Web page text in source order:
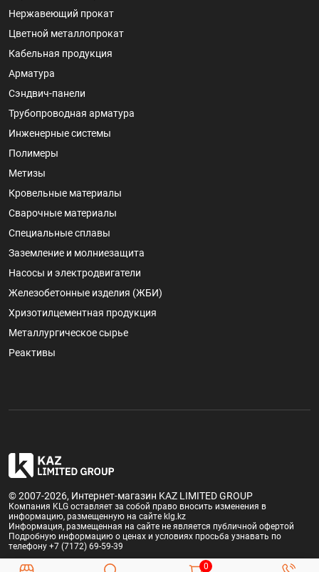
Нержавеющий прокат
Цветной металлопрокат
Кабельная продукция
Арматура
Сэндвич-панели
Трубопроводная арматура
Инженерные системы
Полимеры
Метизы
Кровельные материалы
Сварочные материалы
Специальные сплавы
Заземление и молниезащита
Насосы и электродвигатели
Железобетонные изделия (ЖБИ)
Хризотилцементная продукция
Металлургическое сырье
Реактивы
© 2007-2026, Интернет-магазин KAZ LIMITED GROUP
Компания KLG оставляет за собой право вносить изменения в
информацию, размещенную на сайте klg.kz
Информация, размещенная на сайте не является публичной офертой
Подробную информацию о ценах и условиях просьба узнавать по
телефону +7 (7172) 69-59-39
0